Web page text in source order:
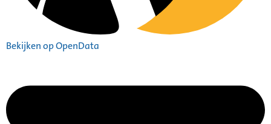
Bekijken op OpenData